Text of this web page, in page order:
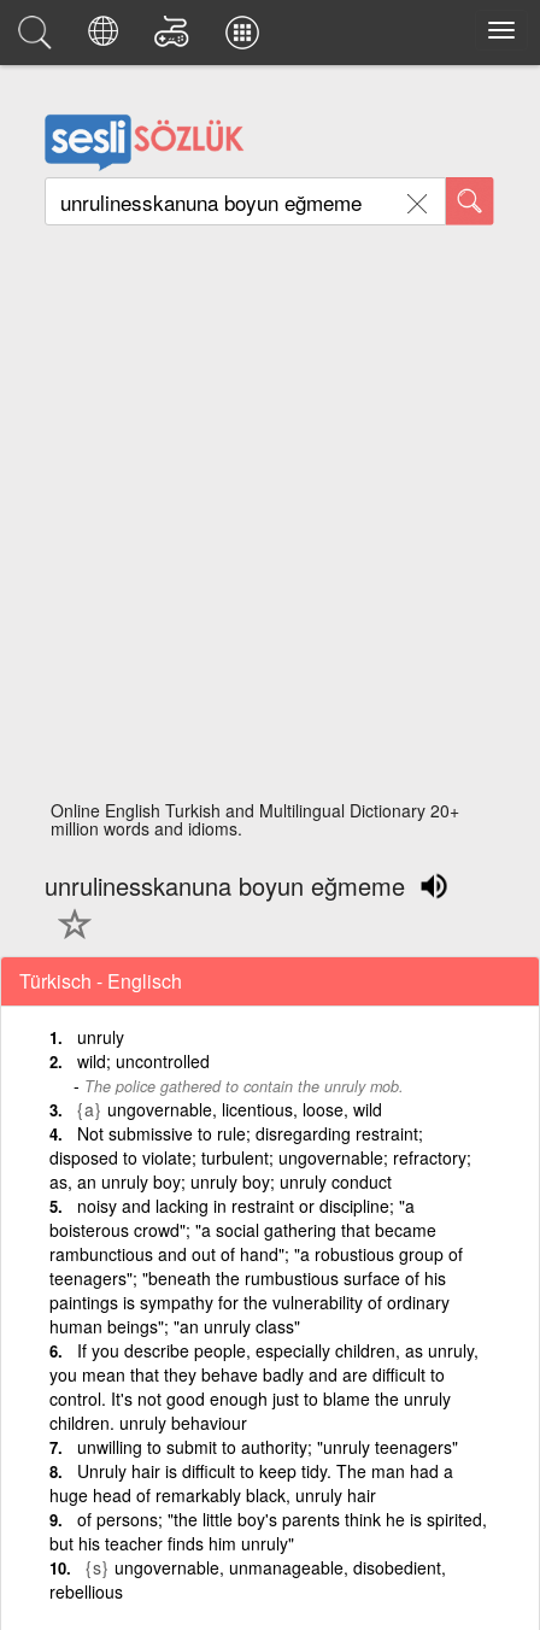
Online English Turkish and Multilingual Dictionary 20+
million words and idioms.
unrulinesskanuna boyun eğmeme
Türkisch - Englisch
unruly
wild; uncontrolled
The police gathered to contain the unruly mob.
{a} ungovernable, licentious, loose, wild
Not submissive to rule; disregarding restraint;
disposed to violate; turbulent; ungovernable; refractory;
as, an unruly boy; unruly boy; unruly conduct
noisy and lacking in restraint or discipline; "a
boisterous crowd"; "a social gathering that became
rambunctious and out of hand"; "a robustious group of
teenagers"; "beneath the rumbustious surface of his
paintings is sympathy for the vulnerability of ordinary
human beings"; "an unruly class"
If you describe people, especially children, as unruly,
you mean that they behave badly and are difficult to
control. It's not good enough just to blame the unruly
children. unruly behaviour
unwilling to submit to authority; "unruly teenagers"
Unruly hair is difficult to keep tidy. The man had a
huge head of remarkably black, unruly hair
of persons; "the little boy's parents think he is spirited,
but his teacher finds him unruly"
{s} ungovernable, unmanageable, disobedient,
rebellious